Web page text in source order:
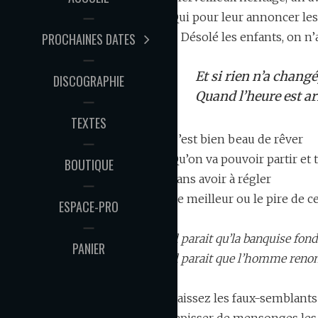
PROCHAINES DATES
DISCOGRAPHIE
TEXTES
BOUTIQUE
ESPACE-PRO
PANIER
Qui pour leur annoncer
« Désolé les enfants, on
Et si rien n’a
Quand l’heure est
C’est bien beau de rêver
Qu’on va pouvoir partir
Sans avoir à régler
Le meilleur ou le pire de
Il parait qu’la banquise
Il parait que l’homme
Laissez les faux-semblants